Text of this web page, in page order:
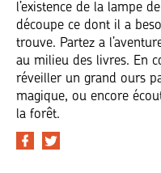
l’existence de la lampe
découpe ce dont il a
trouve. Partez a
au milieu des livres. En
réveiller un grand ours
magique, ou encore
la forêt.